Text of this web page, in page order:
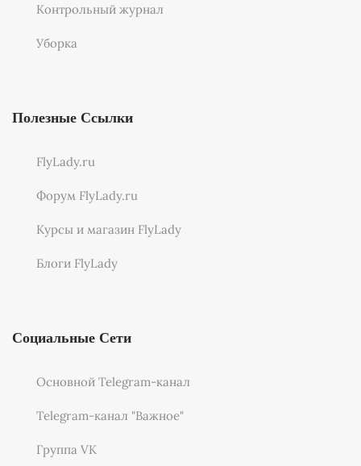
Контрольный журнал
Уборка
Полезные Ссылки
FlyLady.ru
Форум FlyLady.ru
Курсы и магазин FlyLady
Блоги FlyLady
Социальные Сети
Основной Telegram-канал
Telegram-канал "Важное"
Группа VK